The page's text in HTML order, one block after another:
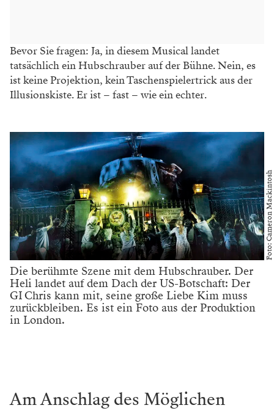
Bevor Sie fragen: Ja, in diesem Musical landet
tatsächlich ein Hubschrauber auf der Bühne. Nein, es
ist keine Projektion, kein Taschenspielertrick aus der
Illusionskiste. Er ist – fast – wie ein echter.
Foto: Cameron Mackintosh
Die berühmte Szene mit dem Hubschrauber. Der
Heli landet auf dem Dach der US-Botschaft: Der
GI Chris kann mit, seine große Liebe Kim muss
zurückbleiben. Es ist ein Foto aus der Produktion
in London.
Am Anschlag des Möglichen